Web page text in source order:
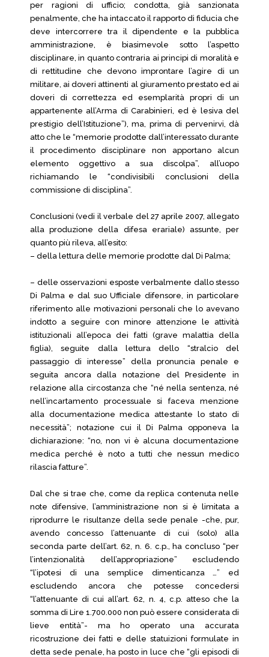
per ragioni di ufficio; condotta, già sanzionata
penalmente, che ha intaccato il rapporto di fiducia che
deve intercorrere tra il dipendente e la pubblica
amministrazione, è biasimevole sotto l’aspetto
disciplinare, in quanto contraria ai principi di moralità e
di rettitudine che devono improntare l’agire di un
militare, ai doveri attinenti al giuramento prestato ed ai
doveri di correttezza ed esemplarità propri di un
appartenente all’Arma di Carabinieri, ed è lesiva del
prestigio dell’Istituzione”), ma, prima di pervenirvi, dà
atto che le “memorie prodotte dall’interessato durante
il procedimento disciplinare non apportano alcun
elemento oggettivo a sua discolpa”, all’uopo
richiamando le “condivisibili conclusioni della
commissione di disciplina”.
Conclusioni (vedi il verbale del 27 aprile 2007, allegato
alla produzione della difesa erariale) assunte, per
quanto più rileva, all’esito:
– della lettura delle memorie prodotte dal Di Palma;
– delle osservazioni esposte verbalmente dallo stesso
Di Palma e dal suo Ufficiale difensore, in particolare
riferimento alle motivazioni personali che lo avevano
indotto a seguire con minore attenzione le attività
istituzionali all’epoca dei fatti (grave malattia della
figlia), seguite dalla lettura dello “stralcio del
passaggio di interesse” della pronuncia penale e
seguita ancora dalla notazione del Presidente in
relazione alla circostanza che “né nella sentenza, né
nell’incartamento processuale si faceva menzione
alla documentazione medica attestante lo stato di
necessità”; notazione cui il Di Palma opponeva la
dichiarazione: “no, non vi è alcuna documentazione
medica perché è noto a tutti che nessun medico
rilascia fatture”.
Dal che si trae che, come da replica contenuta nelle
note difensive, l’amministrazione non si è limitata a
riprodurre le risultanze della sede penale -che, pur,
avendo concesso l’attenuante di cui (solo) alla
seconda parte dell’art. 62, n. 6. c.p., ha concluso “per
l’intenzionalità dell’appropriazione” escludendo
“l’ipotesi di una semplice dimenticanza …” ed
escludendo ancora che potesse concedersi
“l’attenuante di cui all’art. 62, n. 4, c.p. atteso che la
somma di Lire 1.700.000 non può essere considerata di
lieve entità”- ma ho operato una accurata
ricostruzione dei fatti e delle statuizioni formulate in
detta sede penale, ha posto in luce che “gli episodi di